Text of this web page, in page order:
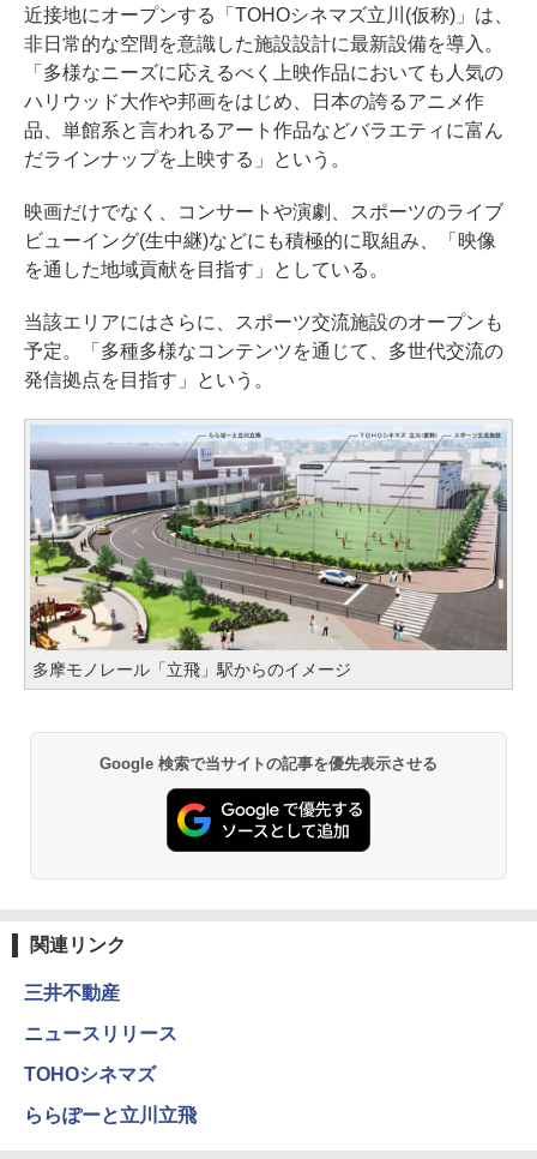
近接地にオープンする「TOHOシネマズ立川(仮称)」は、
非日常的な空間を意識した施設設計に最新設備を導入。
「多様なニーズに応えるべく上映作品においても人気の
ハリウッド大作や邦画をはじめ、日本の誇るアニメ作
品、単館系と言われるアート作品などバラエティに富ん
だラインナップを上映する」という。
映画だけでなく、コンサートや演劇、スポーツのライブ
ビューイング(生中継)などにも積極的に取組み、「映像
を通した地域貢献を目指す」としている。
当該エリアにはさらに、スポーツ交流施設のオープンも
予定。「多種多様なコンテンツを通じて、多世代交流の
発信拠点を目指す」という。
多摩モノレール「立飛」駅からのイメージ
Google 検索で当サイトの記事を優先表示させる
関連リンク
三井不動産
ニュースリリース
TOHOシネマズ
ららぽーと立川立飛